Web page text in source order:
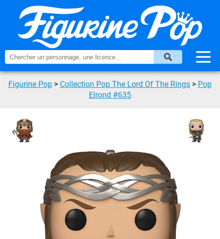
Figurine Pop > Collection Pop The Lord Of The Rings > Pop
Elrond #635